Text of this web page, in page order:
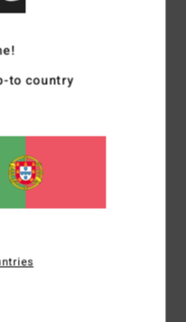
/5
este produto
Material
to country